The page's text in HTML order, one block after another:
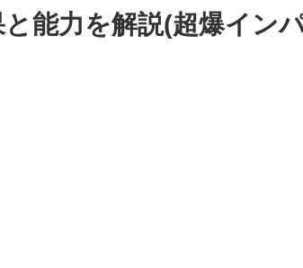
能力を解説(超爆イン